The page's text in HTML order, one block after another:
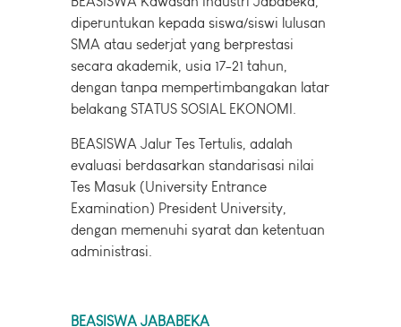
diperuntukan kepada siswa/siswi lulusan
SMA atau sederjat yang berprestasi
secara akademik, usia 17-21 tahun,
dengan tanpa mempertimbangakan latar
belakang STATUS SOSIAL EKONOMI.
BEASISWA Jalur Tes Tertulis, adalah
evaluasi berdasarkan standarisasi nilai
Tes Masuk (University Entrance
Examination) President University,
dengan memenuhi syarat dan ketentuan
administrasi.
BEASISWA JABABEKA